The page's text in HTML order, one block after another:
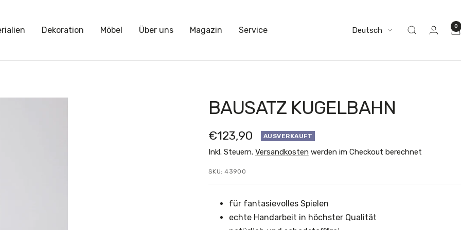
Dekoration Möbel Über uns Magazin Service Sprache
Deutsch 0
BAUSATZ KUGELBAHN
Angebotspreis
€123,90 AUSVERKAUFT
Inkl. Steuern. Versandkostenwerden im Checkout berechnet
SKU:43900
für fantasievolles Spielen
echte Handarbeit in höchster Qualität